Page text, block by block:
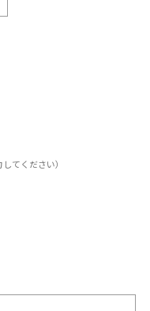
不定休
こちら
してください）